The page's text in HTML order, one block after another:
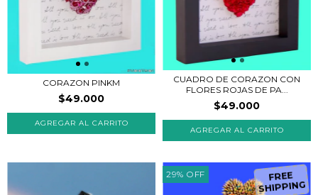
CORAZON PINKM
$49.000
AGREGAR AL CARRITO
CUADRO DE CORAZON CON
FLORES ROJAS DE PA...
$49.000
AGREGAR AL CARRITO
29% OFF FREE
SHIPPING